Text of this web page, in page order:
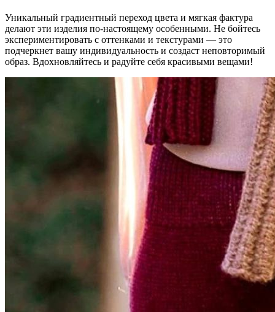
Уникальный градиентный переход цвета и мягкая фактура
делают эти изделия по-настоящему особенными. Не бойтесь
экспериментировать с оттенками и текстурами — это
подчеркнет вашу индивидуальность и создаст неповторимый
образ. Вдохновляйтесь и радуйте себя красивыми вещами!